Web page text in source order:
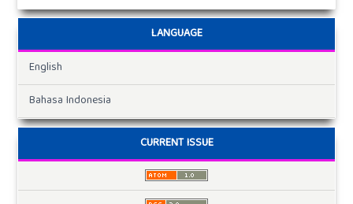
LANGUAGE
English
Bahasa Indonesia
CURRENT ISSUE